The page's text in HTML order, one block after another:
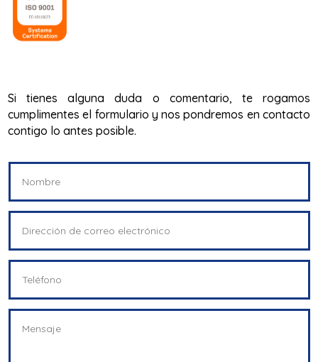
Si tienes alguna duda o comentario, te rogamos
cumplimentes el formulario y nos pondremos en contacto
contigo lo antes posible.